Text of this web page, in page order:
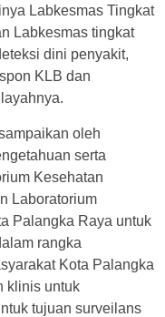
Labkesmas Tingkat
Labkesmas tingkat
dini penyakit,
KLB dan
oleh
serta
Kesehatan
Laboratorium
Palangka Raya untuk
rangka
Kota Palangka
klinis untuk
tujuan surveilans